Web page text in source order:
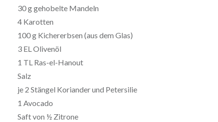
30 g gehobelte Mandeln
4 Karotten
100 g Kichererbsen (aus dem Glas)
3 EL Olivenöl
1 TL Ras-el-Hanout
Salz
je 2 Stängel Koriander und Petersilie
1 Avocado
Saft von ½ Zitrone